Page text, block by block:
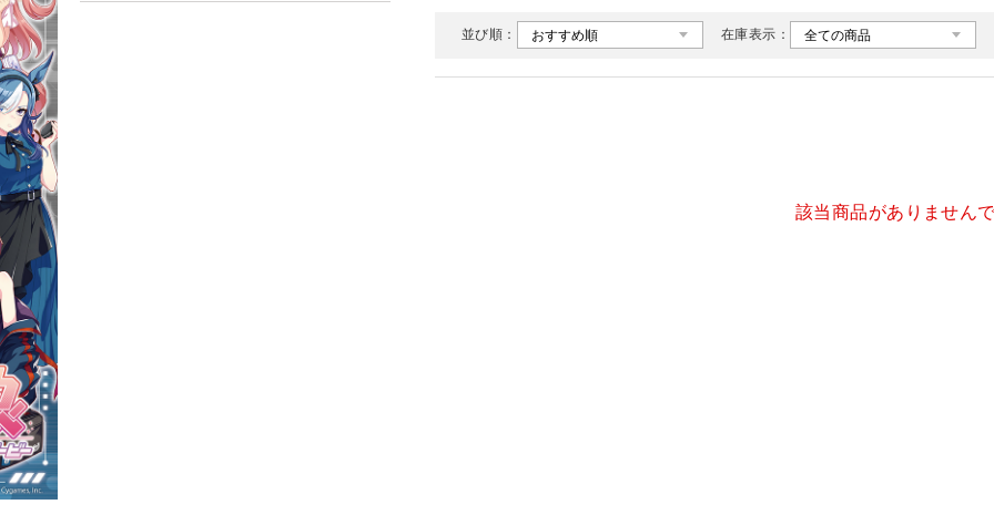
並び順： 在庫表示：
該当商品がありません